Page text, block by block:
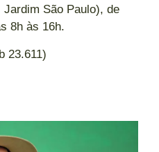
Jardim São Paulo), de
8h às 16h.
23.611)